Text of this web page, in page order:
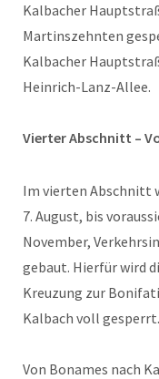
Kalbacher
Martinszehnten
Kalbacher
Heinrich-Lanz-Allee.
Vierter Abschnitt –
Im vierten Abschnitt
7. August, bis
November,
gebaut. Hierfür wird
Kreuzung zur
Kalbach voll gesperrt.
Von Bonames nach